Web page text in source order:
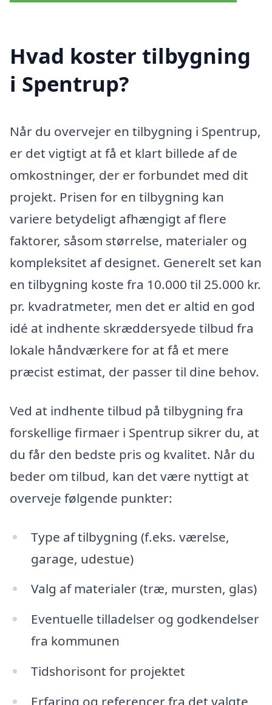
Hvad koster tilbygning
i Spentrup?
Når du overvejer en tilbygning i Spentrup,
er det vigtigt at få et klart billede af de
omkostninger, der er forbundet med dit
projekt. Prisen for en tilbygning kan
variere betydeligt afhængigt af flere
faktorer, såsom størrelse, materialer og
kompleksitet af designet. Generelt set kan
en tilbygning koste fra 10.000 til 25.000 kr.
pr. kvadratmeter, men det er altid en god
idé at indhente skræddersyede tilbud fra
lokale håndværkere for at få et mere
præcist estimat, der passer til dine behov.
Ved at indhente tilbud på tilbygning fra
forskellige firmaer i Spentrup sikrer du, at
du får den bedste pris og kvalitet. Når du
beder om tilbud, kan det være nyttigt at
overveje følgende punkter:
Type af tilbygning (f.eks. værelse,
garage, udestue)
Valg af materialer (træ, mursten, glas)
Eventuelle tilladelser og godkendelser
fra kommunen
Tidshorisont for projektet
Erfaring og referencer fra det valgte